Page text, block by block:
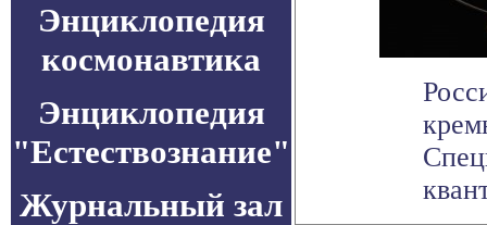
Энциклопедия
космонавтика
Энциклопедия
"Естествознание"
Журнальный зал